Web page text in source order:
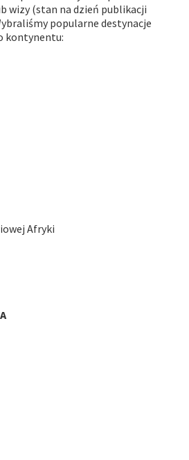
wizy (stan na dzień publikacji
popularne destynacje
kontynentu:
Afryki